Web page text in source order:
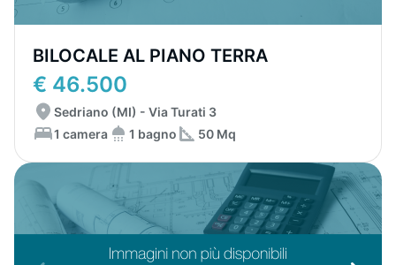
BILOCALE AL PIANO TERRA
€ 46.500
Sedriano (MI) - Via Turati 3
1 camera
1 bagno 50 Mq